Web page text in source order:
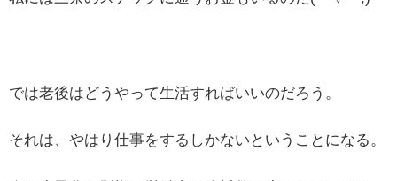
では老後はどうやって生活すればいいのだろう。
それは、やはり仕事をするしかないということになる。